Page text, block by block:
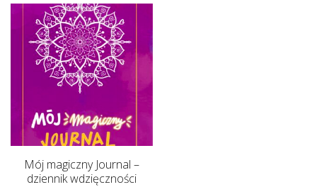
Mój magiczny Journal –
dziennik wdzięczności